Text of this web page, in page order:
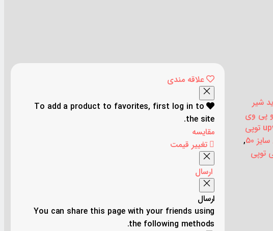
شیر
پی وی
شیر upvc توپی
50
,
توپی
علاقه مندی
To add a product to favorites, first log in to
the site.
مقایسه
تغییر قیمت
ارسال
ارسال
You can share this page with your friends using
the following methods.